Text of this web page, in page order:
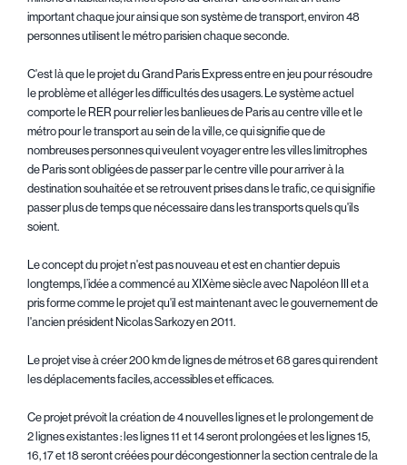
important chaque jour ainsi que son système de transport, environ 48
personnes utilisent le métro parisien chaque seconde.
C'est là que le projet du Grand Paris Express entre en jeu pour résoudre
le problème et alléger les difficultés des usagers. Le système actuel
comporte le RER pour relier les banlieues de Paris au centre ville et le
métro pour le transport au sein de la ville, ce qui signifie que de
nombreuses personnes qui veulent voyager entre les villes limitrophes
de Paris sont obligées de passer par le centre ville pour arriver à la
destination souhaitée et se retrouvent prises dans le trafic, ce qui signifie
passer plus de temps que nécessaire dans les transports quels qu'ils
soient.
Le concept du projet n'est pas nouveau et est en chantier depuis
longtemps, l’idée a commencé au XIXème siècle avec Napoléon III et a
pris forme comme le projet qu'il est maintenant avec le gouvernement de
l'ancien président Nicolas Sarkozy en 2011.
Le projet vise à créer 200 km de lignes de métros et 68 gares qui rendent
les déplacements faciles, accessibles et efficaces.
Ce projet prévoit la création de 4 nouvelles lignes et le prolongement de
2 lignes existantes : les lignes 11 et 14 seront prolongées et les lignes 15,
16, 17 et 18 seront créées pour décongestionner la section centrale de la